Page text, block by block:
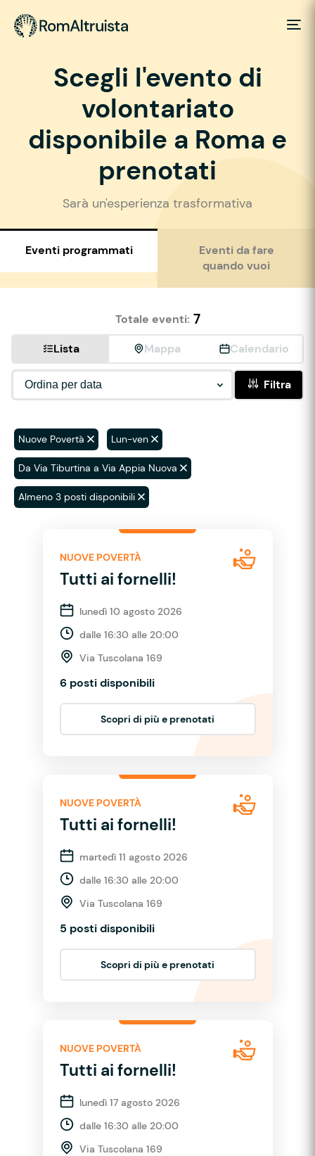
Scegli l'evento di
volontariato
disponibile a Roma e
prenotati
Sarà un'esperienza trasformativa
Eventi programmati
Eventi da fare
quando vuoi
Totale eventi: 7
Lista Mappa Calendario
Filtra
Nuove Povertà Lun-ven
Da Via Tiburtina a Via Appia Nuova
Almeno 3 posti disponibili
NUOVE POVERTÀ
Tutti ai fornelli!
lunedì 10 agosto 2026
dalle 16:30 alle 20:00
Via Tuscolana 169
6 posti disponibili
Scopri di più e prenotati
NUOVE POVERTÀ
Tutti ai fornelli!
martedì 11 agosto 2026
dalle 16:30 alle 20:00
Via Tuscolana 169
5 posti disponibili
Scopri di più e prenotati
NUOVE POVERTÀ
Tutti ai fornelli!
lunedì 17 agosto 2026
dalle 16:30 alle 20:00
Via Tuscolana 169